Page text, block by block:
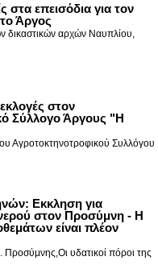
επεισόδια για τον
Άργος
αρχών Ναυπλίου,
στον
Σύλλογο Άργους "Η
Αγροτοκτηνοτροφικού Συλλόγου
Εκκληση για
στον Προσύμνη - Η
είναι πλέον
Προσύμνης,Οι υδατικοί πόροι της